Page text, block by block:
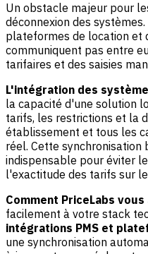
Un obstacle majeur pour
déconnexion des
plateformes de location et
communiquent pas entre
tarifaires et des saisies
L'intégration des
la capacité d'une solution
tarifs, les restrictions et la
établissement et tous les
réel. Cette synchronisation
indispensable pour éviter
l'exactitude des tarifs sur
Comment PriceLabs vous
facilement à votre stack
intégrations PMS et
une synchronisation